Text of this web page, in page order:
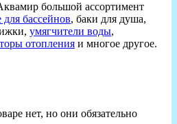
большой ассортимент
бассейнов, баки для душа,
умягчители воды,
отопления и многое другое.
нет, но они обязательно